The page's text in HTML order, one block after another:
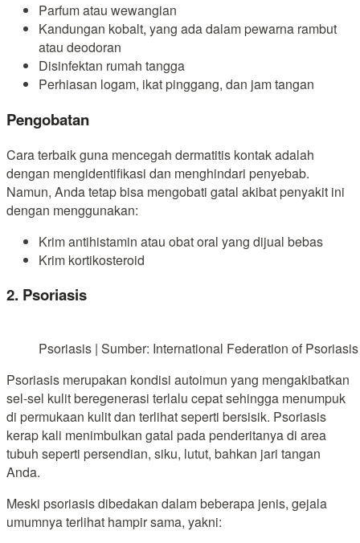
Parfum atau wewangian
Kandungan kobalt, yang ada dalam pewarna rambut
atau deodoran
Disinfektan rumah tangga
Perhiasan logam, ikat pinggang, dan jam tangan
Pengobatan
Cara terbaik guna mencegah dermatitis kontak adalah
dengan mengidentifikasi dan menghindari penyebab.
Namun, Anda tetap bisa mengobati gatal akibat penyakit ini
dengan menggunakan:
Krim antihistamin atau obat oral yang dijual bebas
Krim kortikosteroid
2. Psoriasis
Psoriasis | Sumber: International Federation of Psoriasis
Psoriasis merupakan kondisi autoimun yang mengakibatkan
sel-sel kulit beregenerasi terlalu cepat sehingga menumpuk
di permukaan kulit dan terlihat seperti bersisik. Psoriasis
kerap kali menimbulkan gatal pada penderitanya di area
tubuh seperti persendian, siku, lutut, bahkan jari tangan
Anda.
Meski psoriasis dibedakan dalam beberapa jenis, gejala
umumnya terlihat hampir sama, yakni: